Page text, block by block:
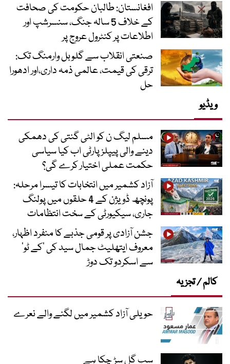
افغانستان: طالبان حکومت کی صحافت
کے خلاف 5 سالہ جنگ، سنسرشپ اور
اطلاعات پر کنٹرول عروج پر
صنعتی انقلاب سے گلوبل وارمنگ تک:
ترقی کی قیمت، عالمی ذمہ داری،اور ادھورا
حل
ویڈیو
مسلم لیگ ن کو الٹی گنتی کی دھمکی
دینے والی پیپلز پارٹی اب کیا سیاسی
حکمت عملی اختیار کرے گی؟
آزاد کشمیر میں انتخابات کا تیسرا مرحلہ:
پونچھ ڈویژن کے 4 حلقوں میں پولنگ
جاری، سیکیورٹی کے سخت انتظامات
جشن آزادی پر قومی جذبے کا منفرد اظہار،
معروف ایتھلیٹ جمال سید کی ’کے ٹو‘
سے اسکردو تک دوڑ
کالم / تجزیہ
حویلی آزاد کشمیر میں لگنے والے نعرے
سب گل سڑ چکا ہے